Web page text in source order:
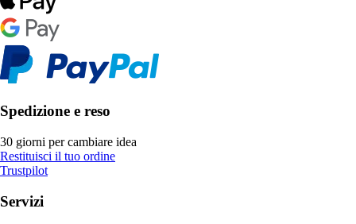
Spedizione e reso
30 giorni per cambiare idea
Restituisci il tuo ordine
Trustpilot
Servizi